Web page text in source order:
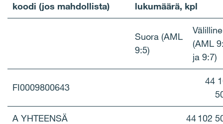
koodi (jos mahdollista)
lukumäärä, kpl
Suora (AML
9:5)
(AML
ja
FI0009800643
44
A YHTEENSÄ
44 102